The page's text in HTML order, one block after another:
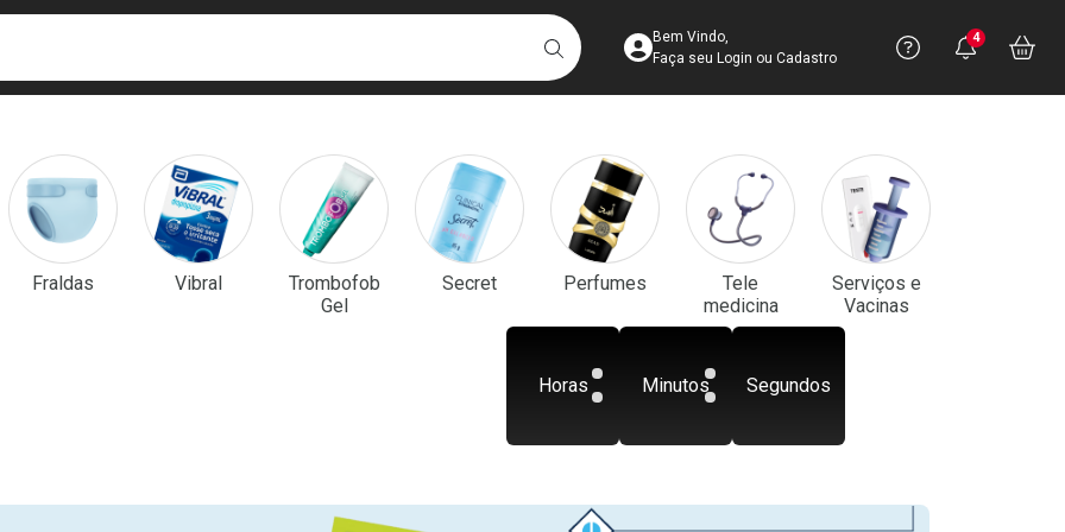
BUSCARAcesse sua Conta
Bem Vindo,
Faça seu Login ou Cadastro
Precisa de
Ver Recursos
Você
4
Destaque
Fraldas Vibral
Trombofob
Gel
Secret Perfumes
Tele
medicina
Serviços e
Vacinas
Horas Minutos Segundos